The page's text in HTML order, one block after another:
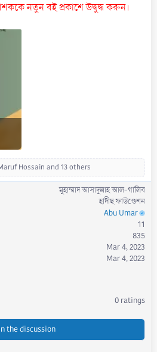
নতুন বই প্রকাশে উদ্বুদ্ধ করুন।
Hossain and 13 others
মুহাম্মাদ আসাদুল্লাহ আল-গালিব
হাদীছ ফাউণ্ডেশন
Abu Umar
11
835
Mar 4, 2023
Mar 4, 2023
0 ratings
the discussion